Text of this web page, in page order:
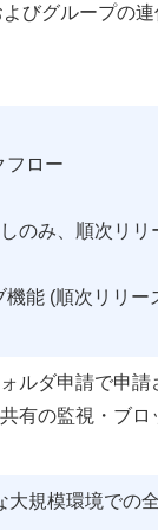
びグループの連
フロー
のみ、順次リリ
機能 (順次リリー
ルダ申請で申請
有の監視・ブロ
大規模環境での